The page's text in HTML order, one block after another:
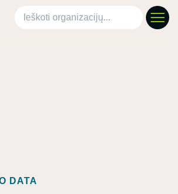
Ieškoti organizacijų
DATA